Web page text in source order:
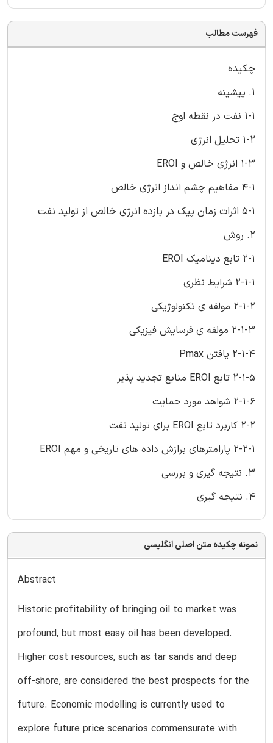
فهرست مطالب
چکیده
1. پیشینه
1-1 نفت در نقطه اوج
1-2 تحلیل انرژی
1-3 انرژی خالص و EROI
4-1 مفاهیم چشم انداز انرژی خالص
5-1 اثرات زمان پیک در بازده انرژی خالص از تولید نفت
2. روش
2-1 تابع دینامیک EROI
2-1-1 شرایط نظری
2-1-2 مولفه ی تکنولوژیکی
2-1-3 مولفه ی فرسایش فیزیکی
2-1-4 یافتن Pmax
2-1-5 تابع EROI منابع تجدید پذیر
2-1-6 شواهد مورد حمایت
2-2 کاربرد تابع EROI‌ برای تولید نفت
2-2-1 پارامترهای برازش داده های تاریخی و مهم EROI
3. نتیجه گیری و بررسی
4. نتیجه گیری
نمونه چکیده متن اصلی انگلیسی
Abstract
Historic profitability of bringing oil to market was
profound, but most easy oil has been developed.
Higher cost resources, such as tar sands and deep
off-shore, are considered the best prospects for the
future. Economic modelling is currently used to
explore future price scenarios commensurate with